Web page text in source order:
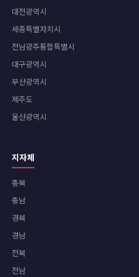
대전광역시
세종특별자치시
전남광주통합특별시
대구광역시
부산광역시
제주도
울산광역시
지자체
충북
충남
경북
경남
전북
전남